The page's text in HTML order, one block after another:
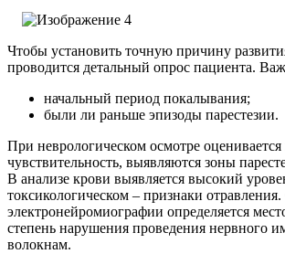
Чтобы установить точную причину
проводится детальный опрос пациента.
начальный период покалывания;
были ли раньше эпизоды парестезии.
При неврологическом осмотре
чувствительность, выявляются зоны
В анализе крови выявляется высокий
токсикологическом – признаки
электронейромиографии определяется
степень нарушения проведения нервного
волокнам.